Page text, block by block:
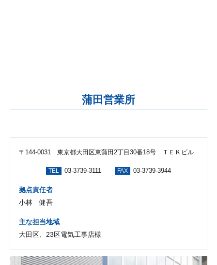
蒲田営業所
〒144-0031 東京都大田区東蒲田2丁目30番18号 ＴＥＫビル
TEL 03-3739-3111 FAX 03-3739-3944
拠点責任者
小林 健吾
主な担当地域
大田区、23区電気工事店様